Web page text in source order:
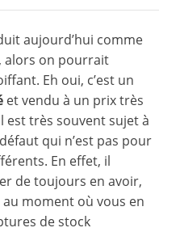
aujourd’hui comme
alors on pourrait
Eh oui, c’est un
et vendu à un prix très
est très souvent sujet à
qui n’est pas pour
En effet, il
de toujours en avoir,
moment où vous en
de stock